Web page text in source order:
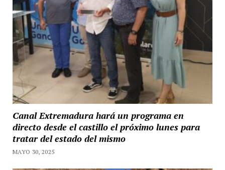
Canal Extremadura hará un programa en
directo desde el castillo el próximo lunes para
tratar del estado del mismo
MAYO 30, 2025